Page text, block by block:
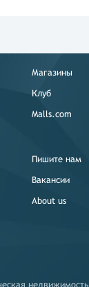
Магазины
Клуб
Malls.com
Пишите нам
Вакансии
About us
недвижимость